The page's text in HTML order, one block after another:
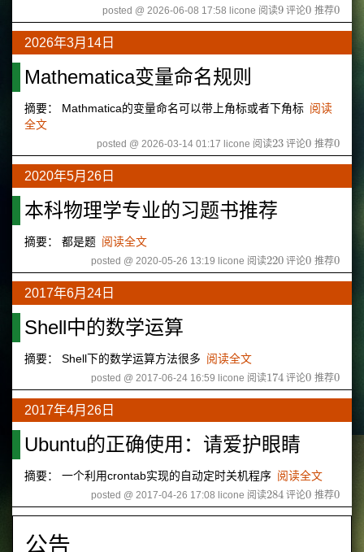
posted @ 2026-06-08 17:58 licone 阅读9
9 评论0
0 推荐0
0
2026年3月14日
Mathematica变量命名规则
摘要： Mathmatica的变量命名可以带上角标或者下角标 阅读
全文
posted @ 2026-03-14 01:17 licone 阅读23
23 评论0
0 推荐0
0
2020年5月26日
本科物理学专业的习题书推荐
摘要： 都是题 阅读全文
posted @ 2020-05-26 13:19 licone 阅读220
220 评论0
0 推荐0
0
2017年6月24日
Shell中的数学运算
摘要： Shell下的数学运算方法很多 阅读全文
posted @ 2017-06-24 16:59 licone 阅读174
174 评论0
0 推荐0
0
2017年4月26日
Ubuntu的正确使用：请爱护眼睛
摘要： 一个利用crontab实现的自动定时关机程序 阅读全文
posted @ 2017-04-26 17:08 licone 阅读284
284 评论0
0 推荐0
0
公告